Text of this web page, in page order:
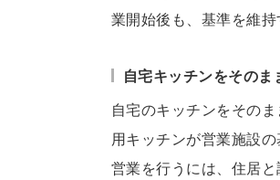
業開始後も、基準を維
自宅キッチンをその
自宅のキッチンをその
用キッチンが営業施設
営業を行うには、住居